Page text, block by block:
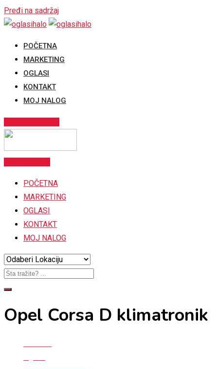
Pređi na sadržaj
POČETNA
MARKETING
OGLASI
KONTAKT
MOJ NALOG
POČETNA
MARKETING
OGLASI
KONTAKT
MOJ NALOG
Opel Corsa D klimatronik